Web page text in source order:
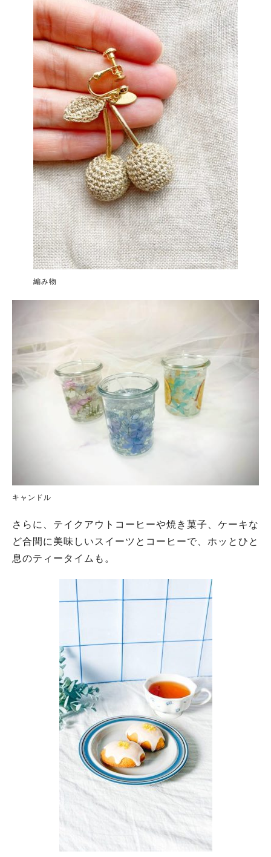
編み物
キャンドル
さらに、テイクアウトコーヒーや焼き菓子、ケーキな
ど合間に美味しいスイーツとコーヒーで、ホッとひと
息のティータイムも。